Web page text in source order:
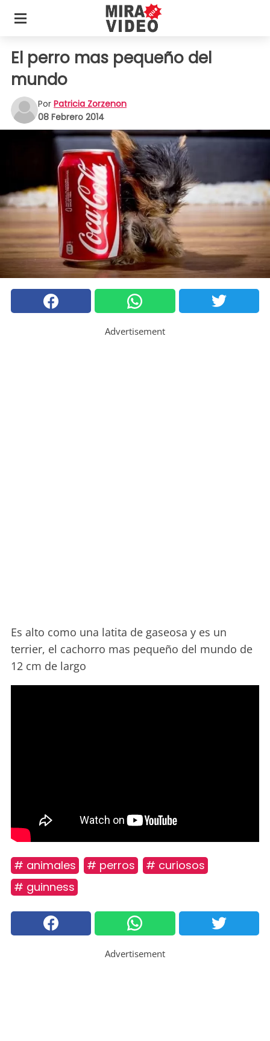
El perro mas pequeño del
mundo
Por Patricia Zorzenon
08 Febrero 2014
Advertisement
Es alto como una latita de gaseosa y es un
terrier, el cachorro mas pequeño del mundo de
12 cm de largo
# animales # perros
# curiosos
# guinness
Advertisement